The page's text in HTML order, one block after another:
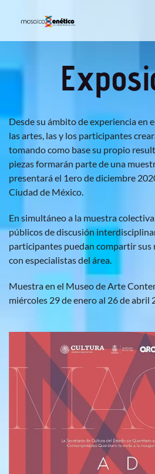
Desde su ámbito de experiencia en
las artes, las y los participantes
tomando como base su propio
piezas formarán parte de una
presentará el 1ero de diciembre
Ciudad de México.
En simultáneo a la muestra
públicos de discusión
participantes puedan compartir
con especialistas del área.
Muestra en el Museo de Arte
miércoles 29 de enero al 26 de abril